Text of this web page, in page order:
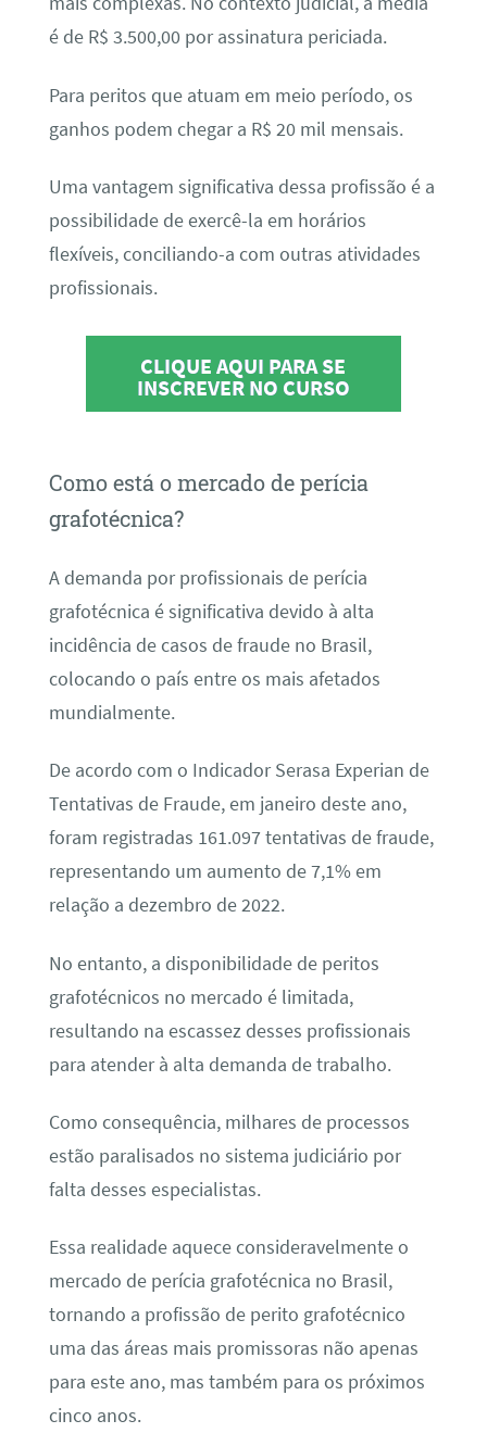
é de R$ 3.500,00 por assinatura periciada.
Para peritos que atuam em meio período, os
ganhos podem chegar a R$ 20 mil mensais.
Uma vantagem significativa dessa profissão é a
possibilidade de exercê-la em horários
flexíveis, conciliando-a com outras atividades
profissionais.
CLIQUE AQUI PARA SE
INSCREVER NO CURSO
Como está o mercado de perícia
grafotécnica?
A demanda por profissionais de perícia
grafotécnica é significativa devido à alta
incidência de casos de fraude no Brasil,
colocando o país entre os mais afetados
mundialmente.
De acordo com o Indicador Serasa Experian de
Tentativas de Fraude, em janeiro deste ano,
foram registradas 161.097 tentativas de fraude,
representando um aumento de 7,1% em
relação a dezembro de 2022.
No entanto, a disponibilidade de peritos
grafotécnicos no mercado é limitada,
resultando na escassez desses profissionais
para atender à alta demanda de trabalho.
Como consequência, milhares de processos
estão paralisados no sistema judiciário por
falta desses especialistas.
Essa realidade aquece consideravelmente o
mercado de perícia grafotécnica no Brasil,
tornando a profissão de perito grafotécnico
uma das áreas mais promissoras não apenas
para este ano, mas também para os próximos
cinco anos.